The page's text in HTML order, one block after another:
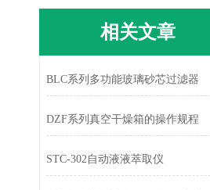
相关文章
BLC系列多功能玻璃砂芯过滤器
DZF系列真空干燥箱的操作规程
STC-302自动液液萃取仪